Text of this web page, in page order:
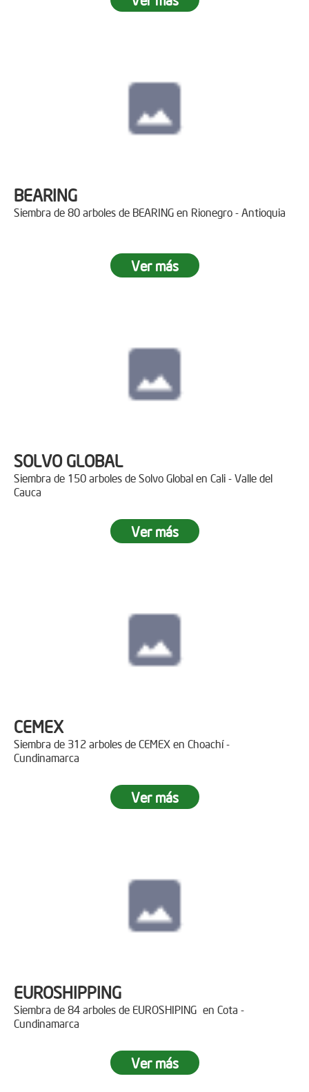
BEARING
Siembra de 80 arboles de BEARING en Rionegro - Antioquia
Ver más
SOLVO GLOBAL
Siembra de 150 arboles de Solvo Global en Cali - Valle del
Cauca
Ver más
CEMEX
Siembra de 312 arboles de CEMEX en Choachí -
Cundinamarca
Ver más
EUROSHIPPING
Siembra de 84 arboles de EUROSHIPING en Cota -
Cundinamarca
Ver más